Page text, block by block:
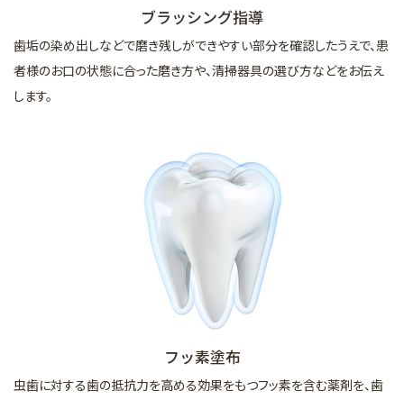
ブラッシング指導
歯垢の染め出しなどで磨き残しができやすい部分を確認したうえで、患
者様のお口の状態に合った磨き方や、清掃器具の選び方などをお伝え
します。
フッ素塗布
虫歯に対する歯の抵抗力を高める効果をもつフッ素を含む薬剤を、歯